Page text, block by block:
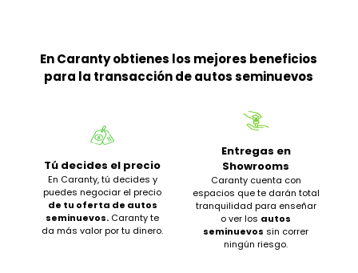
En Caranty obtienes los mejores beneficios
para la transacción de autos seminuevos
Tú decides el precio
En Caranty, tú decides y
puedes negociar el precio
de tu oferta de autos
seminuevos. Caranty te
da más valor por tu dinero.
Entregas en
Showrooms
Caranty cuenta con
espacios que te darán total
tranquilidad para enseñar
o ver los autos
seminuevos sin correr
ningún riesgo.